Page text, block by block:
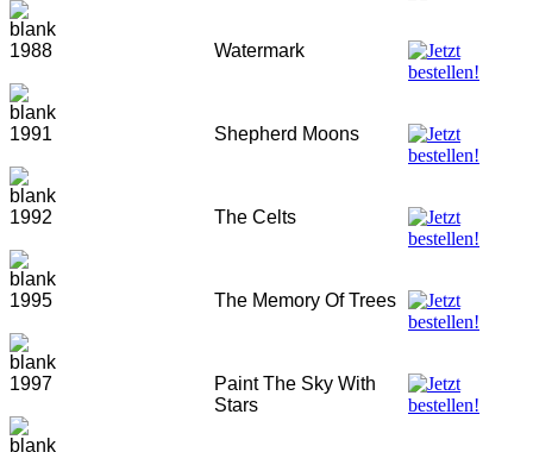
1988 Watermark
1991 Shepherd Moons
1992 The Celts
1995 The Memory Of Trees
1997
Paint The Sky With
Stars